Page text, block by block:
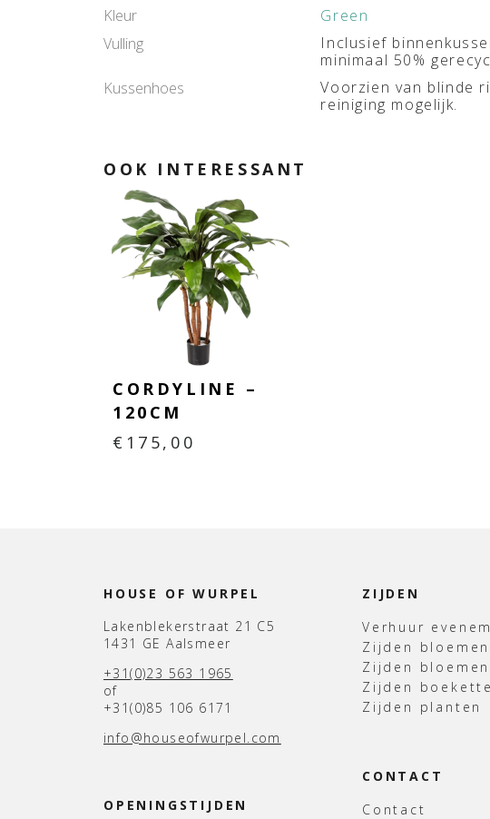
Kleur
Green
Vulling
Inclusief
minimaal 50%
Kussenhoes
Voorzien van blinde
reiniging mogelijk.
OOK INTERESSANT
CORDYLINE –
120CM
€ 175,00
HOUSE OF WURPEL
Lakenblekerstraat 21 C5
1431 GE Aalsmeer
+31(0)23 563 1965
of
+31(0)85 106 6171
info@houseofwurpel.com
OPENINGSTIJDEN
ZIJDEN
Verhuur
Zijden bloemen
Zijden
Zijden
Zijden planten
CONTACT
Contact